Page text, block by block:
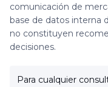
comunicación de
base de datos interna
no constituyen
decisiones.
Para cualquier